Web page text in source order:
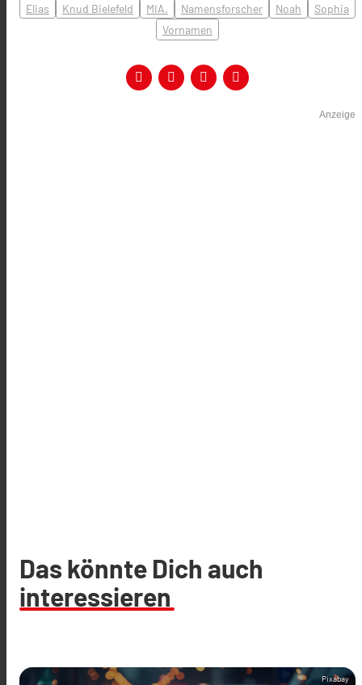
Elias
Knud Bielefeld MIA. Namensforscher Noah
Sophia
Vornamen
Anzeige
Das könnte Dich auch
interessieren
Pixabay